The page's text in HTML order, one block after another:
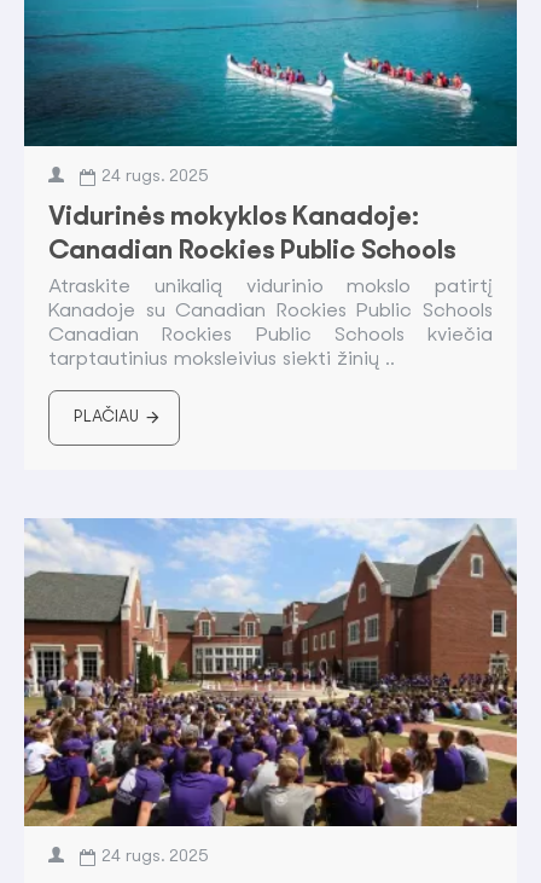
24 rugs. 2025
Vidurinės mokyklos Kanadoje:
Canadian Rockies Public Schools
Atraskite unikalią vidurinio mokslo patirtį
Kanadoje su Canadian Rockies Public Schools
Canadian Rockies Public Schools kviečia
tarptautinius moksleivius siekti žinių ..
PLAČIAU
24 rugs. 2025